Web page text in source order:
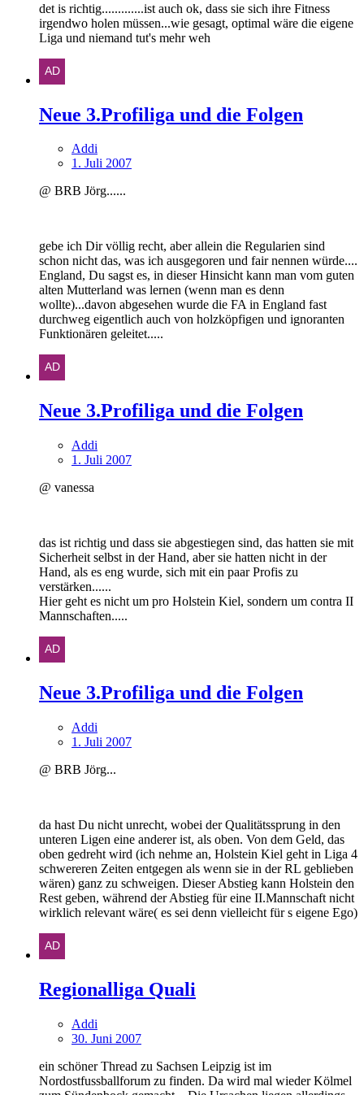
det is richtig.............ist auch ok, dass sie sich ihre Fitness
irgendwo holen müssen...wie gesagt, optimal wäre die eigene
Liga und niemand tut's mehr weh
Neue 3.Profiliga und die Folgen
Addi
1. Juli 2007
@ BRB Jörg......
gebe ich Dir völlig recht, aber allein die Regularien sind
schon nicht das, was ich ausgegoren und fair nennen würde....
England, Du sagst es, in dieser Hinsicht kann man vom guten
alten Mutterland was lernen (wenn man es denn
wollte)...davon abgesehen wurde die FA in England fast
durchweg eigentlich auch von holzköpfigen und ignoranten
Funktionären geleitet.....
Neue 3.Profiliga und die Folgen
Addi
1. Juli 2007
@ vanessa
das ist richtig und dass sie abgestiegen sind, das hatten sie mit
Sicherheit selbst in der Hand, aber sie hatten nicht in der
Hand, als es eng wurde, sich mit ein paar Profis zu
verstärken......
Hier geht es nicht um pro Holstein Kiel, sondern um contra II
Mannschaften.....
Neue 3.Profiliga und die Folgen
Addi
1. Juli 2007
@ BRB Jörg...
da hast Du nicht unrecht, wobei der Qualitätssprung in den
unteren Ligen eine anderer ist, als oben. Von dem Geld, das
oben gedreht wird (ich nehme an, Holstein Kiel geht in Liga 4
schwereren Zeiten entgegen als wenn sie in der RL geblieben
wären) ganz zu schweigen. Dieser Abstieg kann Holstein den
Rest geben, während der Abstieg für eine II.Mannschaft nicht
wirklich relevant wäre( es sei denn vielleicht für s eigene Ego)
Regionalliga Quali
Addi
30. Juni 2007
ein schöner Thread zu Sachsen Leipzig ist im
Nordostfussballforum zu finden. Da wird mal wieder Kölmel